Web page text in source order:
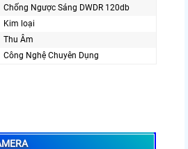
Chống Ngược Sáng DWDR 120db
Kim loại
Thu Âm
Công Nghệ Chuyên Dụng